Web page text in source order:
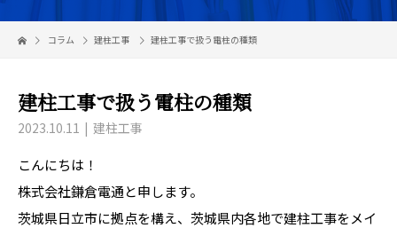
コラム 建柱工事 建柱工事で扱う電柱の種類
建柱工事で扱う電柱の種類
2023.10.11 建柱工事
こんにちは！
株式会社鎌倉電通と申します。
茨城県日立市に拠点を構え、茨城県内各地で建柱工事をメイ